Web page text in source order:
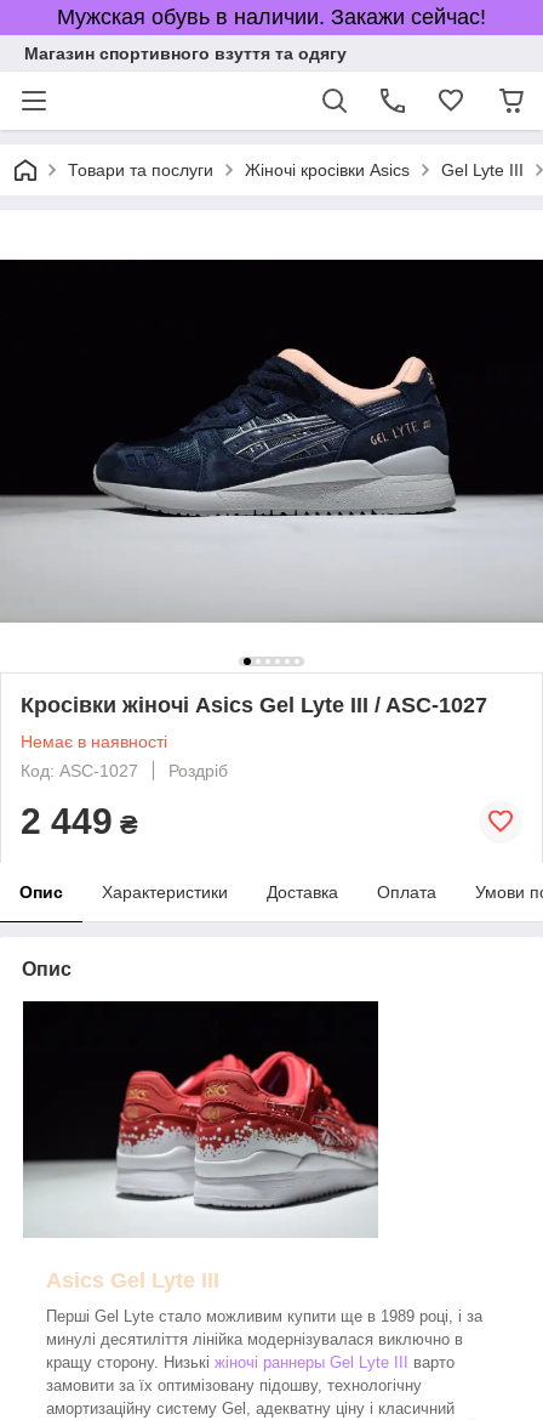
Мужская обувь в наличии. Закажи сейчас!
Магазин спортивного взуття та одягу
Товари та послуги Жіночі кросівки Asics Gel Lyte III
Кросівки жіночі Asics Gel Lyte III / ASC-1027
Немає в наявності
Код: ASC-1027
Роздріб
2 449 ₴
Опис Характеристики Доставка Оплата Умови
Опис
Asics Gel Lyte III
Перші Gel Lyte стало можливим купити ще в 1989 році, і за
минулі десятиліття лінійка модернізувалася виключно в
кращу сторону. Низькі жіночі раннеры Gel Lyte III
варто
замовити за їх оптимізовану підошву, технологічну
амортизаційну систему Gel, адекватну ціну і класичний